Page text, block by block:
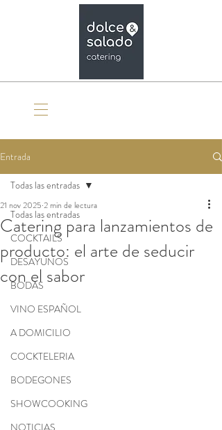
Entrada
Todas las entradas
COCKTAILS
DESAYUNOS
BODAS
VINO ESPAÑOL
A DOMICILIO
COCKTELERIA
BODEGONES
SHOWCOOKING
NOTICIAS
Todas las entradas
Catering para lanzamientos de
producto: el arte de seducir
con el sabor
21 nov 2025 2 min de lectura